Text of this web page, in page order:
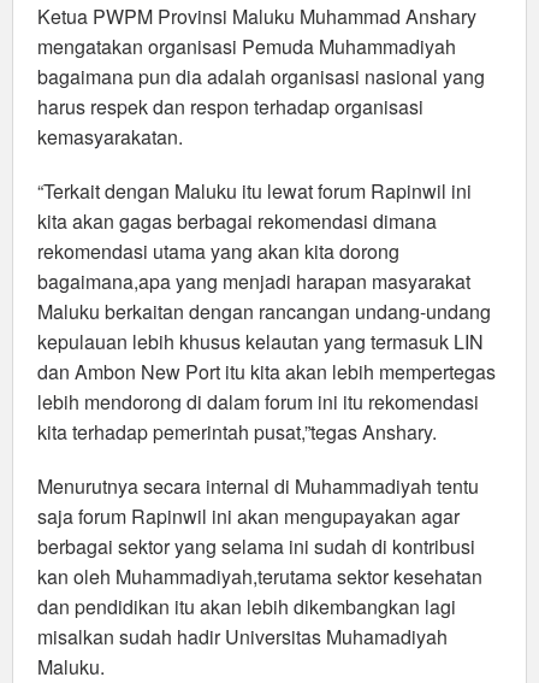
Ketua PWPM Provinsi Maluku Muhammad Anshary
mengatakan organisasi Pemuda Muhammadiyah
bagaimana pun dia adalah organisasi nasional yang
harus respek dan respon terhadap organisasi
kemasyarakatan.
“Terkait dengan Maluku itu lewat forum Rapinwil ini
kita akan gagas berbagai rekomendasi dimana
rekomendasi utama yang akan kita dorong
bagaimana,apa yang menjadi harapan masyarakat
Maluku berkaitan dengan rancangan undang-undang
kepulauan lebih khusus kelautan yang termasuk LIN
dan Ambon New Port itu kita akan lebih mempertegas
lebih mendorong di dalam forum ini itu rekomendasi
kita terhadap pemerintah pusat,”tegas Anshary.
Menurutnya secara internal di Muhammadiyah tentu
saja forum Rapinwil ini akan mengupayakan agar
berbagai sektor yang selama ini sudah di kontribusi
kan oleh Muhammadiyah,terutama sektor kesehatan
dan pendidikan itu akan lebih dikembangkan lagi
misalkan sudah hadir Universitas Muhamadiyah
Maluku.